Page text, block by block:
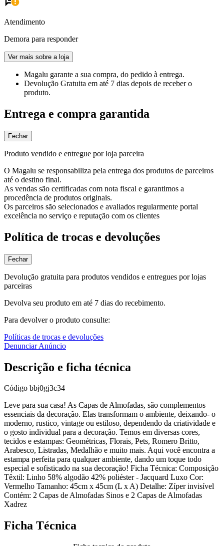
Atendimento
Demora para responder
Ver mais sobre a loja
Magalu garante a sua compra, do pedido à entrega.
Devolução Gratuita em até 7 dias depois de receber o
produto.
Entrega e compra garantida
Fechar
Produto vendido e entregue por loja parceira
O Magalu se responsabiliza pela entrega dos produtos de parceiros
até o destino final.
As vendas são certificadas com nota fiscal e garantimos a
procedência de produtos originais.
Os parceiros são selecionados e avaliados regularmente portal
excelência no serviço e reputação com os clientes
Política de trocas e devoluções
Fechar
Devolução gratuita para produtos vendidos e entregues por lojas
parceiras
Devolva seu produto em até 7 dias do recebimento.
Para devolver o produto consulte:
Políticas de trocas e devoluções
Denunciar Anúncio
Descrição e ficha técnica
Código bbj0gj3c34
Leve para sua casa! As Capas de Almofadas, são complementos
essenciais da decoração. Elas transformam o ambiente, deixando- o
moderno, rustico, vintage ou estiloso, dependendo da criatividade e
o gosto individual para a decoração. Temos em diversas cores,
tecidos e estampas: Geométricas, Florais, Pets, Romero Britto,
Arabesco, Listradas, Medalhão e muito mais. Aqui você encontra a
estampa perfeita para qualquer ambiente, dando um toque todo
especial e sofisticado na sua decoração! Ficha Técnica: Composição
Têxtil: Linho 58% algodão 42% poliéster - Jacquard Luxo Cor:
Vermelho Tamanho: 45cm x 45cm (L x A) Detalhe: Zíper invisível
Contém: 2 Capas de Almofadas Sinos e 2 Capas de Almofadas
Xadrez
Ficha Técnica